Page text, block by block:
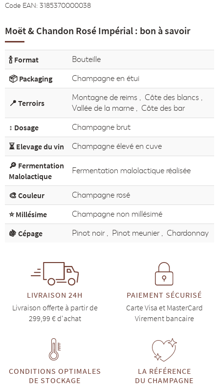
Code EAN: 3185370000038
Moët & Chandon Rosé Impérial : bon à savoir
🍾 Format Bouteille
📦 Packaging Champagne en étui
📍 Terroirs
Montagne de reims Côte des blancs
Vallée de la marne
Côte des bar
↕️ Dosage Champagne brut
⏳ Elevage du vin Champagne élevé en cuve
🔎 Fermentation
Malolactique
Fermentation malolactique réalisée
🎨 Couleur Champagne rosé
⭐ Millésime Champagne non millésimé
🍇 Cépage Pinot noir Pinot meunier Chardonnay
LIVRAISON 24H
Livraison offerte à partir de
299,99 € d'achat
PAIEMENT SÉCURISÉ
Carte Visa et MasterCard
Virement bancaire
CONDITIONS OPTIMALES
DE STOCKAGE
LA RÉFÉRENCE
DU CHAMPAGNE